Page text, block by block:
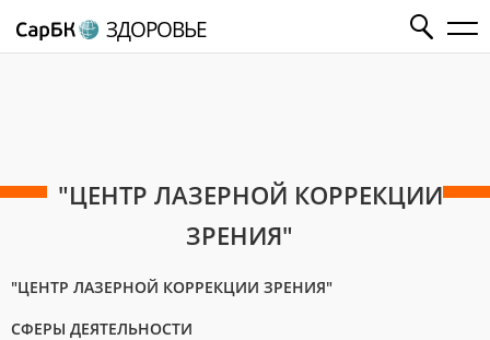
ЗДОРОВЬЕ
"ЦЕНТР ЛАЗЕРНОЙ КОРРЕКЦИИ
ЗРЕНИЯ"
"ЦЕНТР ЛАЗЕРНОЙ КОРРЕКЦИИ ЗРЕНИЯ"
СФЕРЫ ДЕЯТЕЛЬНОСТИ